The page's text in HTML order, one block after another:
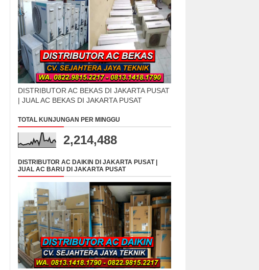
DISTRIBUTOR AC BEKAS DI JAKARTA PUSAT
| JUAL AC BEKAS DI JAKARTA PUSAT
TOTAL KUNJUNGAN PER MINGGU
2,214,488
DISTRIBUTOR AC DAIKIN DI JAKARTA PUSAT |
JUAL AC BARU DI JAKARTA PUSAT